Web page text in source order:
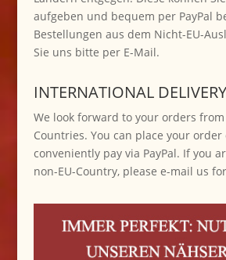
aufgeben und bequem per PayPal
Bestellungen aus dem Nicht-EU-
Sie uns bitte per E-Mail.
INTERNATIONAL DELIVERY
We look forward to your orders from
Countries. You can place your
conveniently pay via PayPal. If you
non-EU-Country, please e-mail us